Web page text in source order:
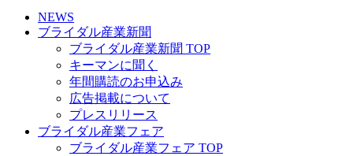
NEWS
ブライダル産業新聞
ブライダル産業新聞 TOP
キーマンに聞く
年間購読のお申込み
広告掲載について
プレスリリース
ブライダル産業フェア
ブライダル産業フェア TOP